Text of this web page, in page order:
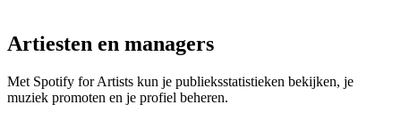
Artiesten en managers
Met Spotify for Artists kun je publieksstatistieken bekijken, je
muziek promoten en je profiel beheren.